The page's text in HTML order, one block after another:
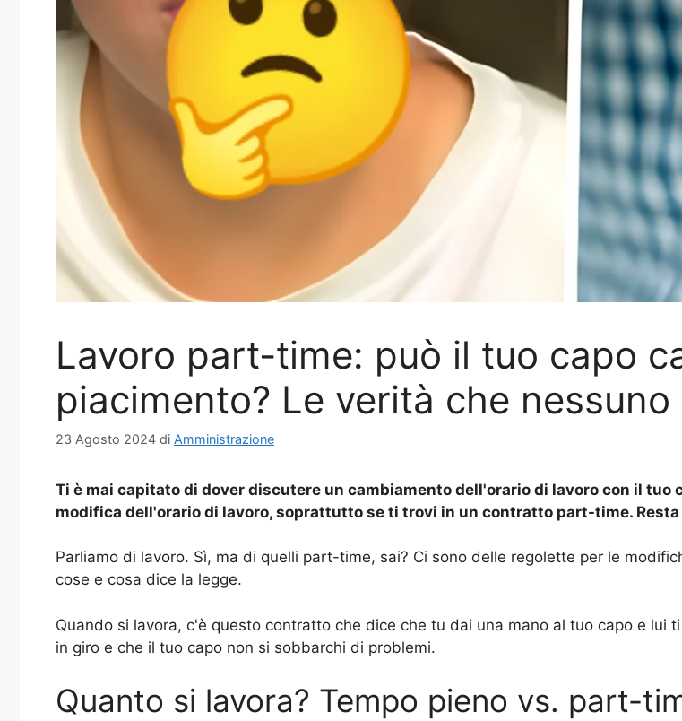
Lavoro part-time: può il tuo capo
piacimento? Le verità che
23 Agosto 2024 di Amministrazione
Ti è mai capitato di dover discutere un cambiamento dell'orario di lavoro con il tuo
modifica dell'orario di lavoro, soprattutto se ti trovi in un contratto part-time.
Parliamo di lavoro. Sì, ma di quelli part-time, sai? Ci sono delle regolette per le
cose e cosa dice la legge.
Quando si lavora, c'è questo contratto che dice che tu dai una mano al tuo capo e lui
in giro e che il tuo capo non si sobbarchi di problemi.
Quanto si lavora? Tempo pieno vs. part-